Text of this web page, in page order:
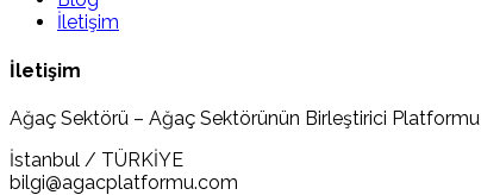
İletişim
İletişim
Ağaç Sektörü – Ağaç Sektörünün Birleştirici Platformu
İstanbul / TÜRKİYE
bilgi@agacplatformu.com